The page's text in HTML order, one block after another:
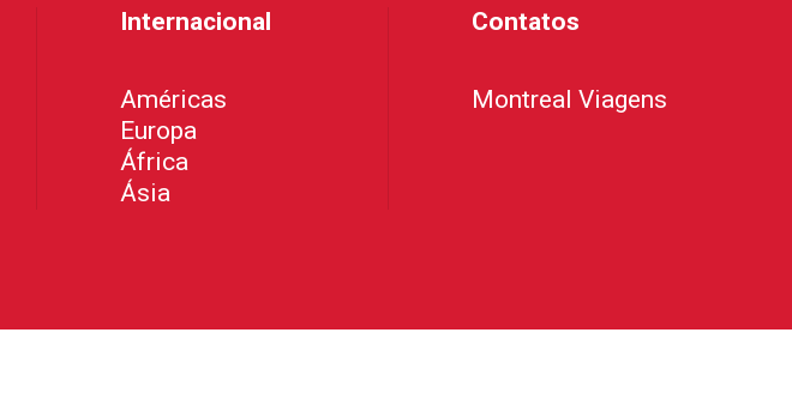
Internacional
Américas
Europa
África
Ásia
Contatos
Montreal Viagens